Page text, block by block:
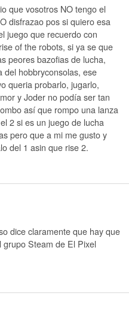
que vosotros NO tengo el
disfrazao pos si quiero esa
juego que recuerdo con
of the robots, si ya se que
peores bazofias de lucha,
del hobbryconsolas, ese
queria probarlo, jugarlo,
y Joder no podía ser tan
así que rompo una lanza
2 si es un juego de lucha
pero que a mi me gusto y
del 1 asin que rise 2.
dice claramente que hay que
Steam de El Pixel